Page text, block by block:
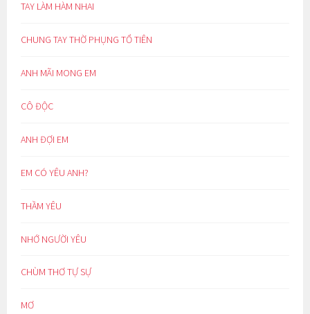
TAY LÀM HÀM NHAI
CHUNG TAY THỜ PHỤNG TỔ TIÊN
ANH MÃI MONG EM
CÔ ĐỘC
ANH ĐỢI EM
EM CÓ YÊU ANH?
THẦM YÊU
NHỚ NGƯỜI YÊU
CHÙM THƠ TỰ SỰ
MƠ